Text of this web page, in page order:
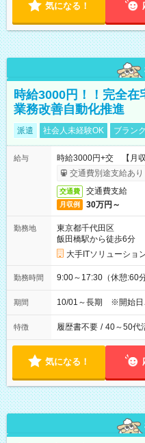
気になる！
時給3000円！！完全在
業務改善自動化推進
派遣 社会人未経験OK ブラン
給与
時給3000円+交 【月
交通費別途支給あり
交通費 交通費支給
月収例 30万円～
勤務地
東京都千代田区
飯田橋駅から徒歩6分
大手ITソリューショ
勤務時間 9:00～17:30（休憩:60分
期間 10/01～長期 ※開始日
特徴 履歴書不要 / 40～50代
気になる！